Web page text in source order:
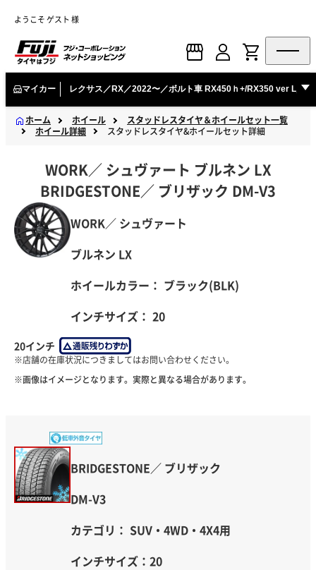
ようこそ ゲスト 様
マイカー レクサス／RX／2022〜／ボルト車 RX450ｈ+/RX350 ver L／
ホーム ホイール
スタッドレスタイヤ＆ホイールセット一覧
ホイール詳細
スタッドレスタイヤ&ホイールセット詳細
WORK／ シュヴァート ブルネン LX
BRIDGESTONE／ ブリザック DM-V3
WORK／ シュヴァート
ブルネン LX
ホイールカラー： ブラック(BLK)
インチサイズ： 20
20インチ
※画像はイメージとなります。実際と異なる場合があります。
BRIDGESTONE／ ブリザック
DM-V3
カテゴリ： SUV・4WD・4X4用
インチサイズ：20